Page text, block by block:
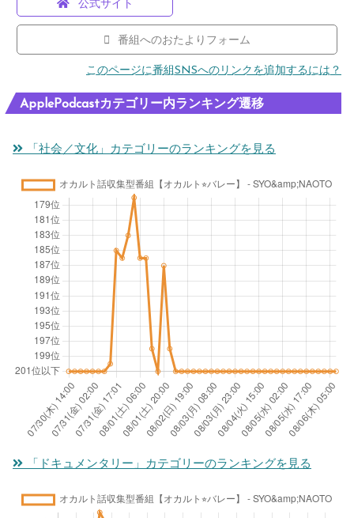
公式サイト
番組へのおたよりフォーム
このページに番組SNSへのリンクを追加するには？
ApplePodcastカテゴリー内ランキング遷移
「社会／文化」カテゴリーのランキングを見る
「ドキュメンタリー」カテゴリーのランキングを見る